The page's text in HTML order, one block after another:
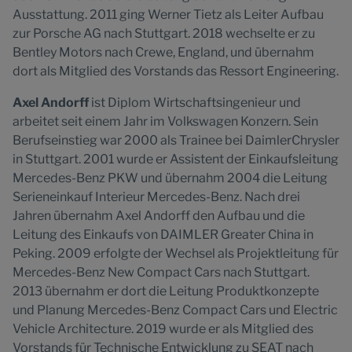
Ausstattung. 2011 ging Werner Tietz als Leiter Aufbau
zur Porsche AG nach Stuttgart. 2018 wechselte er zu
Bentley Motors nach Crewe, England, und übernahm
dort als Mitglied des Vorstands das Ressort Engineering.
Axel Andorff ist Diplom Wirtschaftsingenieur und
arbeitet seit einem Jahr im Volkswagen Konzern. Sein
Berufseinstieg war 2000 als Trainee bei DaimlerChrysler
in Stuttgart. 2001 wurde er Assistent der Einkaufsleitung
Mercedes-Benz PKW und übernahm 2004 die Leitung
Serieneinkauf Interieur Mercedes-Benz. Nach drei
Jahren übernahm Axel Andorff den Aufbau und die
Leitung des Einkaufs von DAIMLER Greater China in
Peking. 2009 erfolgte der Wechsel als Projektleitung für
Mercedes-Benz New Compact Cars nach Stuttgart.
2013 übernahm er dort die Leitung Produktkonzepte
und Planung Mercedes-Benz Compact Cars und Electric
Vehicle Architecture. 2019 wurde er als Mitglied des
Vorstands für Technische Entwicklung zu SEAT nach